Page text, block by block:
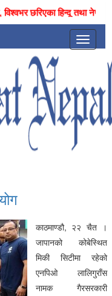
छरिएका हिन्दू तथा
Toggle
काठमाण्डौ, २२ चैत ।
जापानको कोबेस्थित
मिकी सिटीमा रहेको
एनपिओ लालिगुराँस
नामक गैरसरकारी